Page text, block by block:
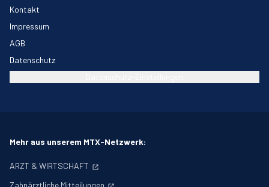
Kontakt
Impressum
AGB
Datenschutz
Mehr aus unserem MTX-Netzwerk:
ARZT & WIRTSCHAFT